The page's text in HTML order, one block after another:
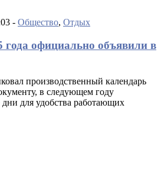
- Общество, Отдых
официально объявили в
производственный календарь
в следующем году
для удобства работающих